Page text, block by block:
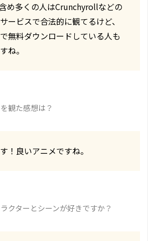
め多くの人はCrunchyrollなどの
ービスで合法的に観てるけど、
無料ダウンロードしている人も
ね。
観た感想は？
！良いアニメですね。
クターとシーンが好きですか？